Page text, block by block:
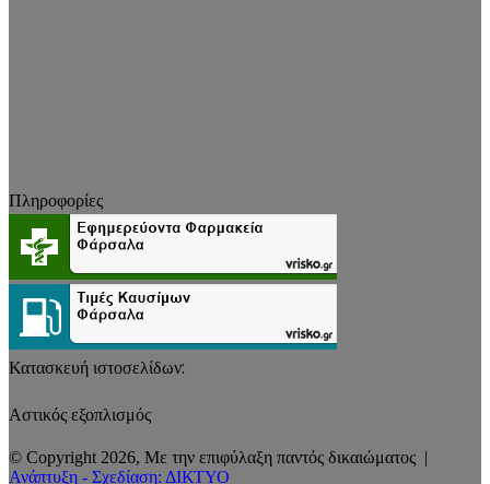
Πληροφορίες
Κατασκευή ιστοσελίδων:
Αστικός εξοπλισμός
© Copyright 2026, Με την επιφύλαξη παντός δικαιώματος |
Ανάπτυξη - Σχεδίαση: ΔΙΚΤΥΟ